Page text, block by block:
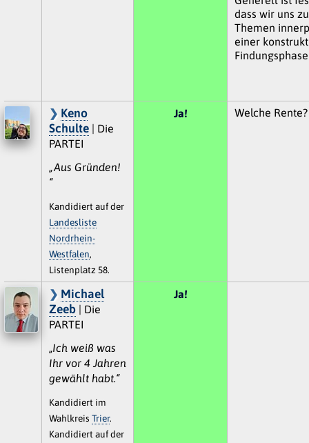
dass wir uns
Themen
einer
Keno
Schulte| Die
PARTEI
„Aus Gründen!
“
Kandidiert auf der
Landesliste
Nordrhein-
Westfalen,
Listenplatz 58.
Ja! Welche Rente?
Michael
Zeeb| Die
PARTEI
„Ich weiß was
Ihr vor 4 Jahren
gewählt habt.“
Kandidiert im
Wahlkreis Trier.
Kandidiert auf der
Ja!